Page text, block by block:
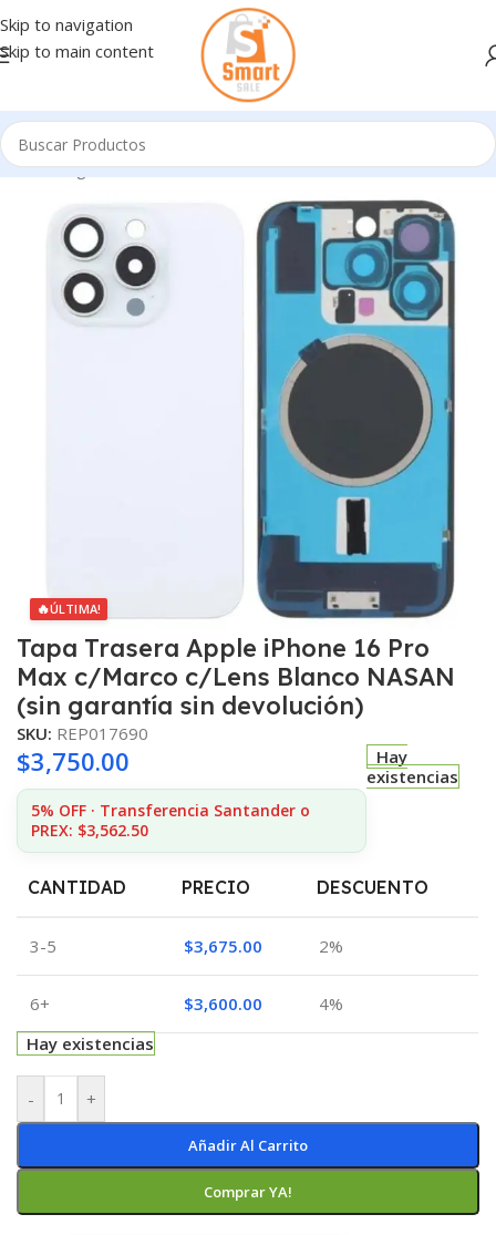
Skip to navigation
Skip to main content
Inicio/Ingresando
🔥ÚLTIMA!
Tapa Trasera Apple iPhone 16 Pro
Max c/Marco c/Lens Blanco NASAN
(sin garantía sin devolución)
SKU: REP017690
$3,750.00
5% OFF · Transferencia Santander o
PREX: $3,562.50
Hay
existencias
CANTIDAD PRECIO DESCUENTO
3-5 $3,675.00 2%
6+ $3,600.00
4%
Hay existencias
- +
Añadir Al Carrito
Comprar YA!